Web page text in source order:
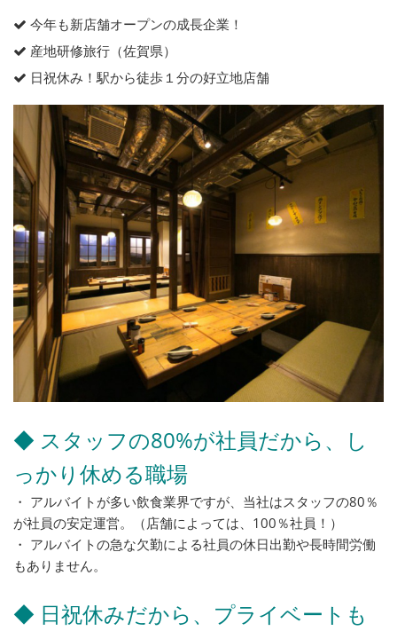
今年も新店舗オープンの成長企業！
産地研修旅行（佐賀県）
日祝休み！駅から徒歩１分の好立地店舗
◆ スタッフの80%が社員だから、し
っかり休める職場
・ アルバイトが多い飲食業界ですが、当社はスタッフの80％
が社員の安定運営。（店舗によっては、100％社員！）
・ アルバイトの急な欠勤による社員の休日出勤や長時間労働
もありません。
◆ 日祝休みだから、プライベートも